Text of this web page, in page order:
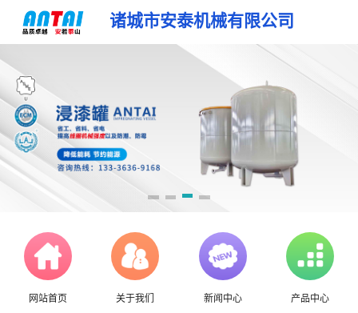
诸城市安泰机械有限公司
网站首页 关于我们 新闻中心 产品中心